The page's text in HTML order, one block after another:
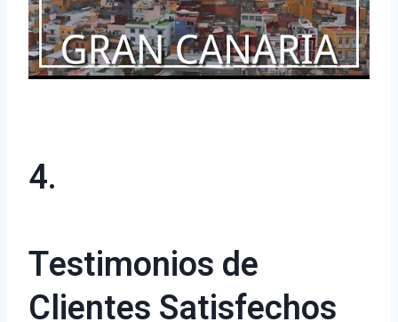
4.
Testimonios de
Clientes Satisfechos